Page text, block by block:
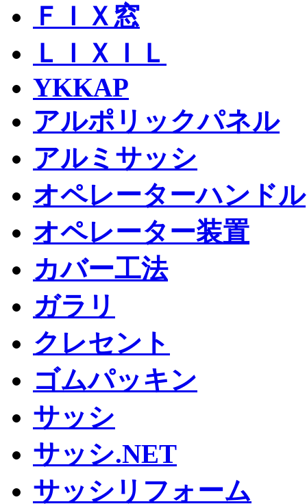
ＦＩＸ窓
ＬＩＸＩＬ
YKKAP
アルポリックパネル
アルミサッシ
オペレーターハンドル
オペレーター装置
カバー工法
ガラリ
クレセント
ゴムパッキン
サッシ
サッシ.NET
サッシリフォーム